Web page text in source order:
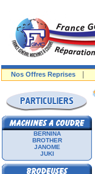
Nos Offres Reprises
BERNINA
BROTHER
JANOME
JUKI